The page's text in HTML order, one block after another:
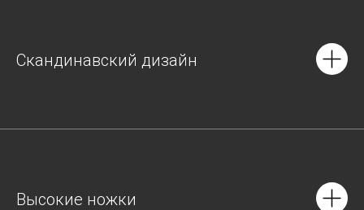
Скандинавский дизайн
Высокие ножки